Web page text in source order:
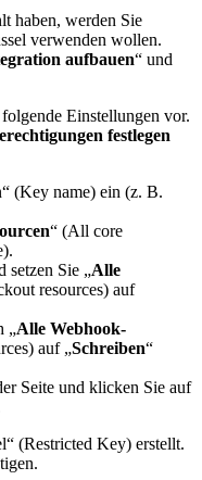
haben, werden Sie
verwenden wollen.
aufbauen“ und
Einstellungen vor.
festlegen
(Key name) ein (z. B.
“ (All core
setzen Sie „Alle
resources) auf
„Alle Webhook-
auf „Schreiben“
Seite und klicken Sie auf
(Restricted Key) erstellt.